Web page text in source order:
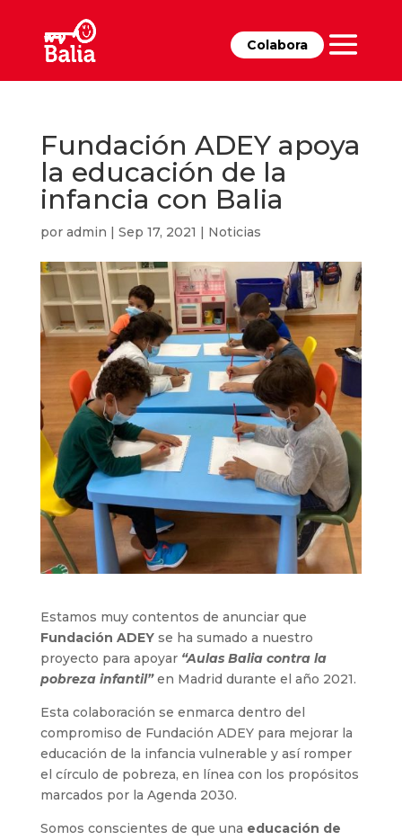
Colabora
Fundación ADEY apoya
la educación de la
infancia con Balia
por admin | Sep 17, 2021 | Noticias
Estamos muy contentos de anunciar que
Fundación ADEYse ha sumado a nuestro
proyecto para apoyar “Aulas Balia contra la
pobreza infantil”en Madrid durante el año 2021.
Esta colaboración se enmarca dentro del
compromiso de Fundación ADEY para mejorar la
educación de la infancia vulnerable y así romper
el círculo de pobreza, en línea con los propósitos
marcados por la Agenda 2030.
Somos conscientes de que una educación de